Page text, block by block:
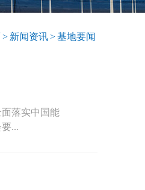
> 新闻资讯 > 基地要闻
落实中国能
...